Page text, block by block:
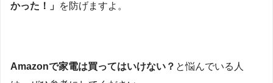
かった！」
を防げますよ。
Amazonで家電は買ってはいけない？ と悩んでいる人